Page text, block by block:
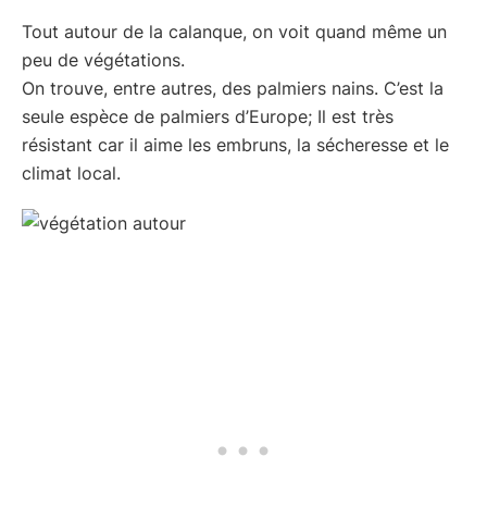
Tout autour de la calanque, on voit quand même un
peu de végétations.
On trouve, entre autres, des palmiers nains. C’est la
seule espèce de palmiers d’Europe; Il est très
résistant car il aime les embruns, la sécheresse et le
climat local.